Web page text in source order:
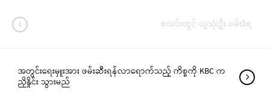
စလင်းတွင် လူသုံးဦး ဖမ်းခံရ
အတွင်းရေးမှူးအား ဖမ်းဆီးရန်လာရောက်သည့် ကိစ္စကို KBC က
ညှိနှိုင်း သွားမည်